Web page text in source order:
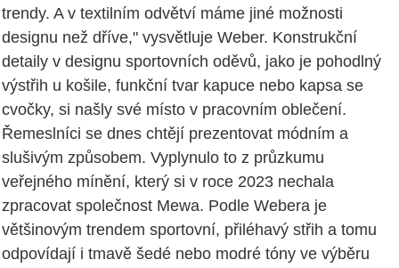
trendy. A v textilním odvětví máme jiné možnosti
designu než dříve," vysvětluje Weber. Konstrukční
detaily v designu sportovních oděvů, jako je pohodlný
výstřih u košile, funkční tvar kapuce nebo kapsa se
cvočky, si našly své místo v pracovním oblečení.
Řemeslníci se dnes chtějí prezentovat módním a
slušivým způsobem. Vyplynulo to z průzkumu
veřejného mínění, který si v roce 2023 nechala
zpracovat společnost Mewa. Podle Webera je
většinovým trendem sportovní, přiléhavý střih a tomu
odpovídají i tmavě šedé nebo modré tóny ve výběru